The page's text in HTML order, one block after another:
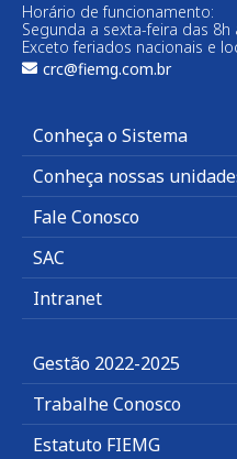
Horário de funcionamento:
Segunda a sexta-feira das 8h
Exceto feriados nacionais e
crc@fiemg.com.br
Conheça o Sistema
Conheça nossas
Fale Conosco
SAC
Intranet
Gestão 2022-2025
Trabalhe Conosco
Estatuto FIEMG